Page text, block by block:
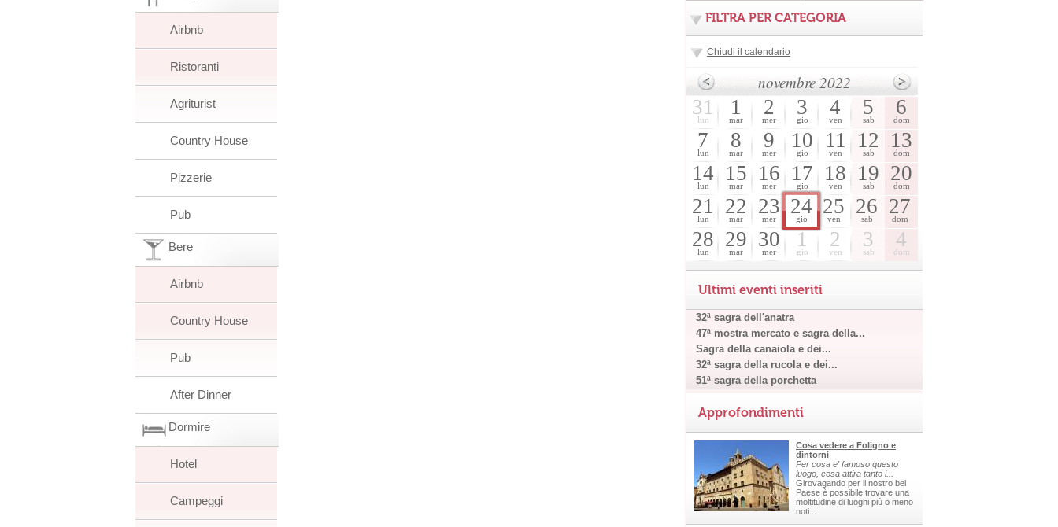
Airbnb
Ristoranti
Agriturist
Country House
Pizzerie
Pub
Bere
Airbnb
Country House
Pub
After Dinner
Dormire
Hotel
Campeggi
FILTRA PER CATEGORIA
Chiudi il calendario
novembre 2022
31
lun
1
mar
2
mer
3
gio
4
ven
5
sab
6
dom
7
lun
8
mar
9
mer
10
gio
11
ven
12
sab
13
dom
14
lun
15
mar
16
mer
17
gio
18
ven
19
sab
20
dom
21
lun
22
mar
23
mer
24
gio
25
ven
26
sab
27
dom
28
lun
29
mar
30
mer
1
gio
2
ven
3
sab
4
dom
Ultimi eventi inseriti
32ª sagra dell'anatra
47ª mostra mercato e sagra della...
Sagra della canaiola e dei...
32ª sagra della rucola e dei...
51ª sagra della porchetta
Approfondimenti
Cosa vedere a Foligno e
dintorni
Per cosa e' famoso questo
luogo, cosa attira tanto i...
Girovagando per il nostro bel
Paese è possibile trovare una
moltitudine di luoghi più o meno
noti...